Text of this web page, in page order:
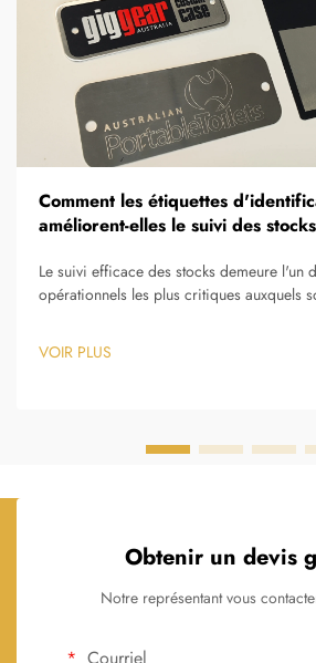
Comment les étiquettes
améliorent-elles le suivi des
Le suivi efficace des stocks demeure l'un
opérationnels les plus critiques auxquels
logistique, de la santé et de la gestion des
capacité à localiser, surveiller et gérer
VOIR PLUS
Obtenir un devis
Notre représentant vous